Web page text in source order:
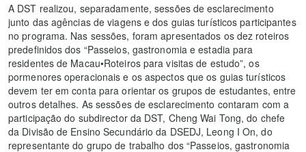
A DST realizou, separadamente, sessões de esclarecimento
junto das agências de viagens e dos guias turísticos participantes
no programa. Nas sessões, foram apresentados os dez roteiros
predefinidos dos “Passeios, gastronomia e estadia para
residentes de Macau•Roteiros para visitas de estudo”, os
pormenores operacionais e os aspectos que os guias turísticos
devem ter em conta para orientar os grupos de estudantes, entre
outros detalhes. As sessões de esclarecimento contaram com a
participação do subdirector da DST, Cheng Wai Tong, do chefe
da Divisão de Ensino Secundário da DSEDJ, Leong I On, do
representante do grupo de trabalho dos “Passeios, gastronomia